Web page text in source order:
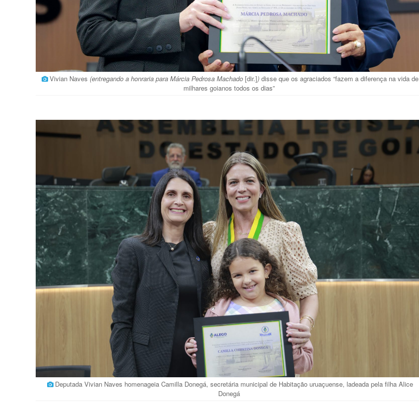
Vivian Naves (entregando a honraria para Márcia Pedrosa Machado [dir.])disse que os agraciados “fazem a diferença na vida de
milhares goianos todos os dias”
Deputada Vivian Naves homenageia Camilla Donegá, secretária municipal de Habitação uruaçuense, ladeada pela filha Alice
Donegá